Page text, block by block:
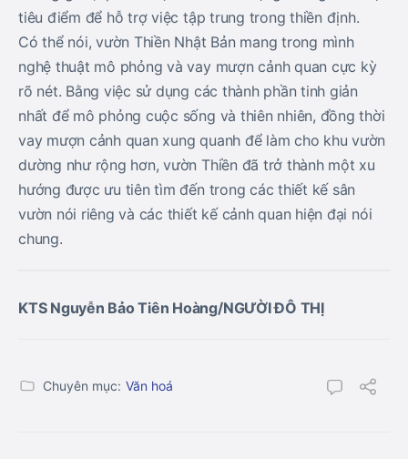
tiêu điểm để hỗ trợ việc tập trung trong thiền định.
Có thể nói, vườn Thiền Nhật Bản mang trong mình
nghệ thuật mô phỏng và vay mượn cảnh quan cực kỳ
rõ nét. Bằng việc sử dụng các thành phần tinh giản
nhất để mô phỏng cuộc sống và thiên nhiên, đồng thời
vay mượn cảnh quan xung quanh để làm cho khu vườn
dường như rộng hơn, vườn Thiền đã trở thành một xu
hướng được ưu tiên tìm đến trong các thiết kế sân
vườn nói riêng và các thiết kế cảnh quan hiện đại nói
chung.
KTS Nguyễn Bảo Tiên Hoàng/NGƯỜI ĐÔ THỊ
Chuyên mục: Văn hoá